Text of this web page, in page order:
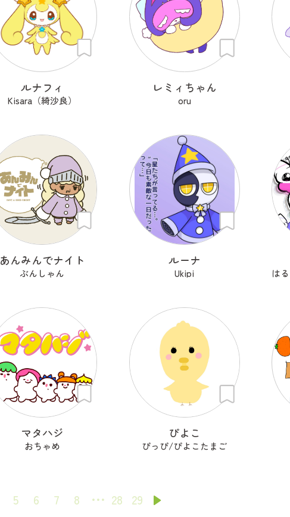
ルナフィ
Kisara（綺沙良）
レミィちゃん
oru
あんみんでナイト
ぶんしゃん
ルーナ
Ukipi
マタハジ
おちゃめ
ぴよこ
ぴっぴ/ぴよこたまご
5 6 7 8 28 29